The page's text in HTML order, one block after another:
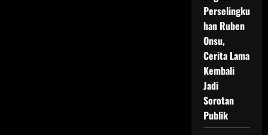
Perselingku
han Ruben
Onsu,
Cerita Lama
Kembali
Jadi
Sorotan
Publik